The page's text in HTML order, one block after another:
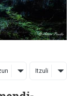
Itzuli